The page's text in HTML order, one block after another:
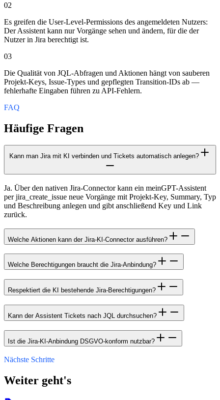
02
Es greifen die User-Level-Permissions des angemeldeten Nutzers:
Der Assistent kann nur Vorgänge sehen und ändern, für die der
Nutzer in Jira berechtigt ist.
03
Die Qualität von JQL-Abfragen und Aktionen hängt von sauberen
Projekt-Keys, Issue-Types und gepflegten Transition-IDs ab —
fehlerhafte Eingaben führen zu API-Fehlern.
FAQ
Häufige Fragen
Kann man Jira mit KI verbinden und Tickets automatisch anlegen?
Ja. Über den nativen Jira-Connector kann ein meinGPT-Assistent
per jira_create_issue neue Vorgänge mit Projekt-Key, Summary, Typ
und Beschreibung anlegen und gibt anschließend Key und Link
zurück.
Welche Aktionen kann der Jira-KI-Connector ausführen?
Welche Berechtigungen braucht die Jira-Anbindung?
Respektiert die KI bestehende Jira-Berechtigungen?
Kann der Assistent Tickets nach JQL durchsuchen?
Ist die Jira-KI-Anbindung DSGVO-konform nutzbar?
Nächste Schritte
Weiter geht's